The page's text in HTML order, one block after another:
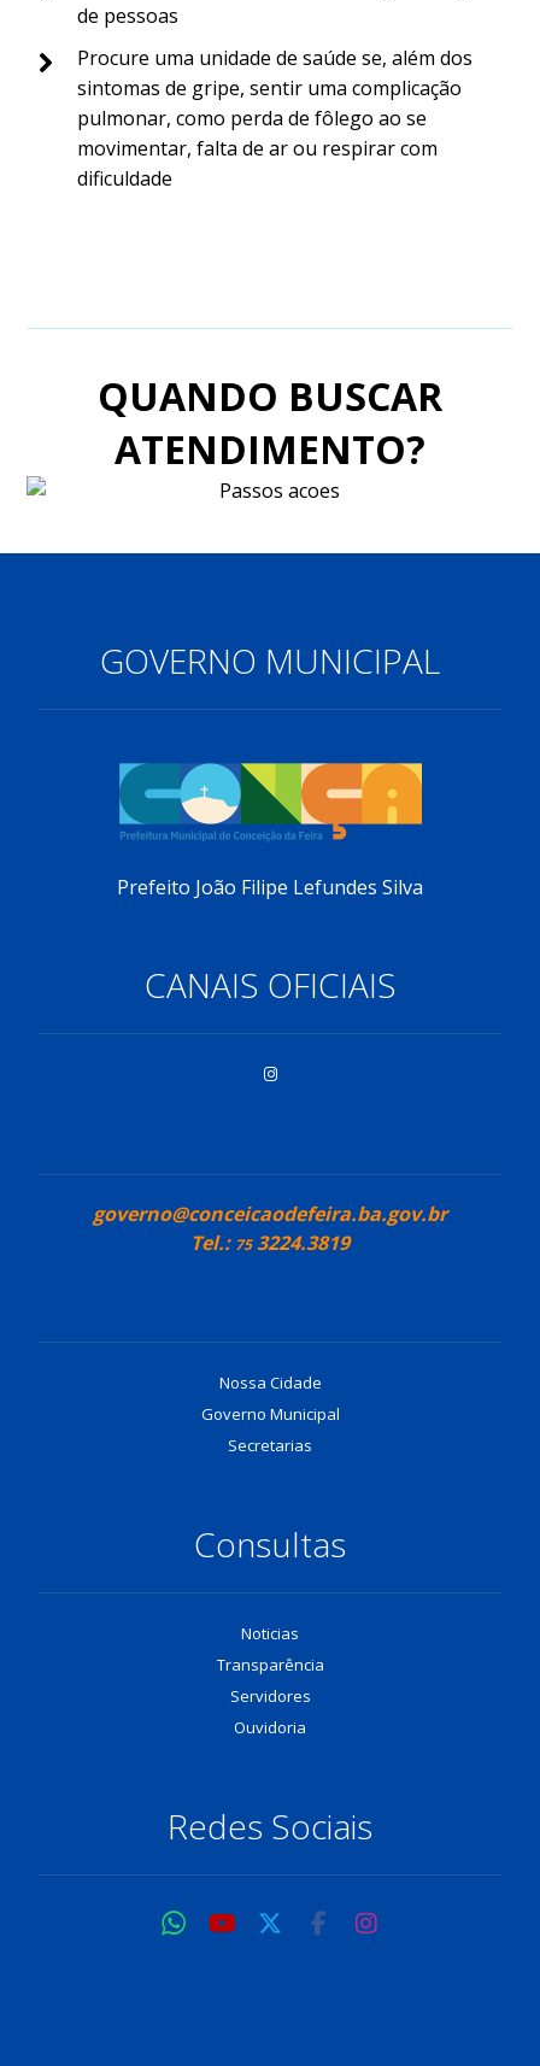
de pessoas
Procure uma unidade de saúde se, além dos
sintomas de gripe, sentir uma complicação
pulmonar, como perda de fôlego ao se
movimentar, falta de ar ou respirar com
dificuldade
QUANDO BUSCAR
ATENDIMENTO?
GOVERNO MUNICIPAL
Prefeito João Filipe Lefundes Silva
CANAIS OFICIAIS
governo@conceicaodefeira.ba.gov.br
Tel.: 753224.3819
Nossa Cidade
Governo Municipal
Secretarias
Consultas
Noticias
Transparência
Servidores
Ouvidoria
Redes Sociais